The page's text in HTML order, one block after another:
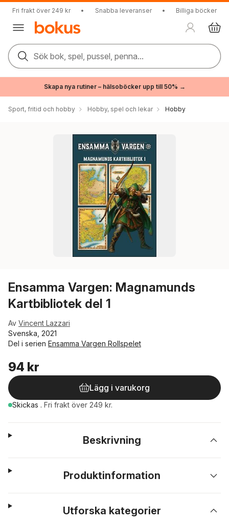
Fri frakt över 249 kr • Snabba leveranser • Billiga böcker
Sök bok, spel, pussel, penna...
Skapa nya rutiner – hälsoböcker upp till 50% →
Sport, fritid och hobby Hobby, spel och lekar Hobby
Ensamma Vargen: Magnamunds
Kartbibliotek del 1
Av Vincent Lazzari
Svenska, 2021
Del i serien Ensamma Vargen Rollspelet
94 kr
Lägg i varukorg
Skickas . Fri frakt över 249 kr.
Beskrivning
Produktinformation
Utforska kategorier